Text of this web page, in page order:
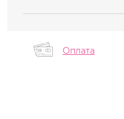
Оплата